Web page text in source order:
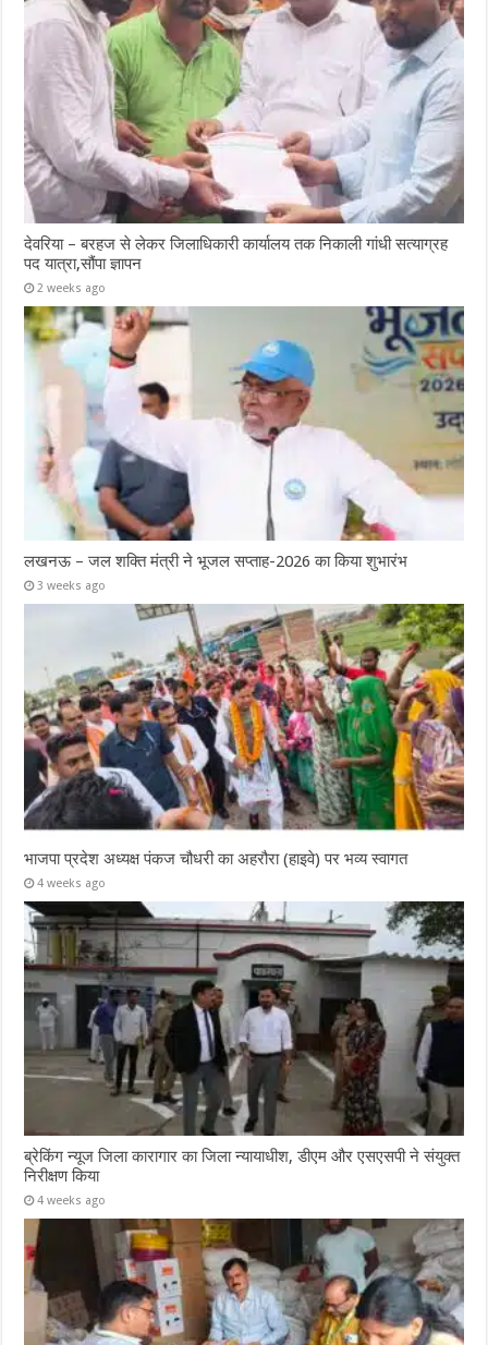
देवरिया – बरहज से लेकर जिलाधिकारी कार्यालय तक निकाली गांधी सत्याग्रह
पद यात्रा,सौंपा ज्ञापन
2 weeks ago
लखनऊ – जल शक्ति मंत्री ने भूजल सप्ताह-2026 का किया शुभारंभ
3 weeks ago
भाजपा प्रदेश अध्यक्ष पंकज चौधरी का अहरौरा (हाइवे) पर भव्य स्वागत
4 weeks ago
ब्रेकिंग न्यूज जिला कारागार का जिला न्यायाधीश, डीएम और एसएसपी ने संयुक्त
निरीक्षण किया
4 weeks ago